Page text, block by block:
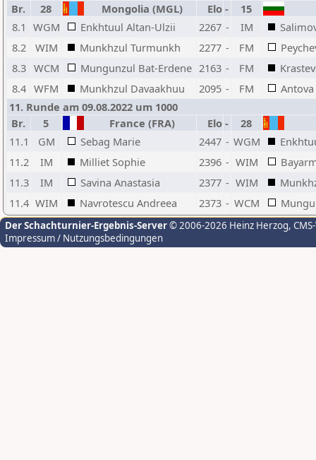
Br.
28 Mongolia (MGL) Elo -
15
8.1 WGM Enkhtuul Altan-Ulzii 2267 - IM
8.2
WIM Munkhzul Turmunkh 2277 - FM
8.3 WCM Mungunzul Bat-Erdene 2163 - FM
8.4 WFM Munkhzul Davaakhuu 2095 - FM
11. Runde am 09.08.2022 um 1000
Br.
5 France (FRA) Elo -
28
11.1
GM Sebag Marie 2447 - WGM
11.2
IM Milliet Sophie 2396 - WIM
11.3
IM Savina Anastasia 2377 - WIM
11.4 WIM Navrotescu Andreea 2373 - WCM
Der Schachturnier-Ergebnis-Server© 2006-2026 Heinz Herzog,
Impressum / Nutzungsbedingungen